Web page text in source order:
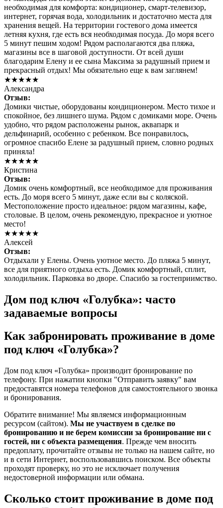
необходимая для комфорта: кондиционер, смарт-телевизор,
интернет, горячая вода, холодильник и достаточно места для
хранения вещей. На территории гостевого дома имеется
летняя кухня, где есть вся необходимая посуда. До моря всего
5 минут пешим ходом! Рядом располагаются два пляжа,
магазины все в шаговой доступности. От всей души
благодарим Елену и ее сына Максима за радушный прием и
прекрасный отдых! Мы обязательно еще к вам заглянем!
★★★★★
Александра
Отзыв:
Домики чистые, оборудованы кондиционером. Место тихое и
спокойное, без лишнего шума. Рядом с домиками море. Очень
удобно, что рядом расположены рынок, аквапарк и
дельфинарий, особенно с ребенком. Все понравилось,
огромное спасибо Елене за радушный прием, словно родных
приняла!
★★★★★
Кристина
Отзыв:
Домик очень комфортный, все необходимое для проживания
есть. До моря всего 5 минут, даже если вы с коляской.
Местоположение просто идеальное: рядом магазины, кафе,
столовые. В целом, очень рекомендую, прекрасное и уютное
место!
★★★★★
Алексей
Отзыв:
Отдыхали у Елены. Очень уютное место. До пляжа 5 минут,
все для приятного отдыха есть. Домик комфортный, сплит,
холодильник. Парковка во дворе. Спасибо за гостеприимство.
Дом под ключ «Голубка»: часто
задаваемые вопросы
Как забронировать проживание в доме
под ключ «Голубка»?
Дом под ключ «Голубка» производит бронирование по
телефону. При нажатии кнопки "Отправить заявку" вам
предоставятся номера телефонов для самостоятельного звонка
и бронирования.
Обратите внимание! Мы являемся информационным
ресурсом (сайтом). Мы не участвуем в сделке по
бронированию и не берем комиссии за бронирование ни с
гостей, ни с объекта размещения. Прежде чем вносить
предоплату, прочитайте отзывы не только на нашем сайте, но
и в сети Интернет, воспользовавшись поиском. Все объекты
проходят проверку, но это не исключает получения
недостоверной информации или обмана.
Сколько стоит проживание в доме под